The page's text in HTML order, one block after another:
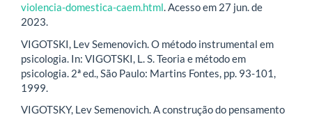
violencia-domestica-caem.html. Acesso em 27 jun. de
2023.
VIGOTSKI, Lev Semenovich. O método instrumental em
psicologia. In: VIGOTSKI, L. S. Teoria e método em
psicologia. 2ª ed., São Paulo: Martins Fontes, pp. 93-101,
1999.
VIGOTSKY, Lev Semenovich. A construção do pensamento